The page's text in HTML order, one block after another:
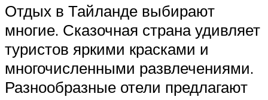
Отдых в Тайланде выбирают
многие. Сказочная страна удивляет
туристов яркими красками и
многочисленными развлечениями.
Разнообразные отели предлагают